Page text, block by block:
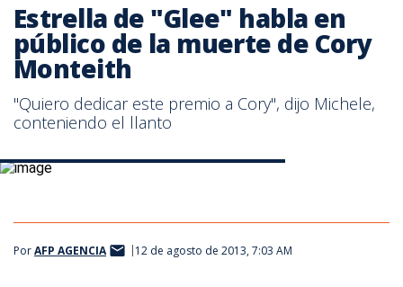
Estrella de "Glee" habla en
público de la muerte de Cory
Monteith
"Quiero dedicar este premio a Cory", dijo Michele,
conteniendo el llanto
PorAFP AGENCIA 12 de agosto de 2013, 7:03 AM